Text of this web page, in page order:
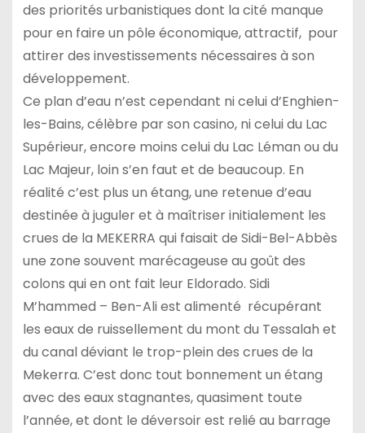
des priorités urbanistiques dont la cité manque
pour en faire un pôle économique, attractif, pour
attirer des investissements nécessaires à son
développement.
Ce plan d’eau n’est cependant ni celui d’Enghien-
les-Bains, célèbre par son casino, ni celui du Lac
Supérieur, encore moins celui du Lac Léman ou du
Lac Majeur, loin s’en faut et de beaucoup. En
réalité c’est plus un étang, une retenue d’eau
destinée à juguler et à maîtriser initialement les
crues de la MEKERRA qui faisait de Sidi-Bel-Abbès
une zone souvent marécageuse au goût des
colons qui en ont fait leur Eldorado. Sidi
M’hammed – Ben-Ali est alimenté récupérant
les eaux de ruissellement du mont du Tessalah et
du canal déviant le trop-plein des crues de la
Mekerra. C’est donc tout bonnement un étang
avec des eaux stagnantes, quasiment toute
l’année, et dont le déversoir est relié au barrage